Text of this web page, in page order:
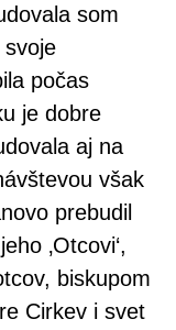
som
počas
je dobre
aj na
však
prebudil
‚Otcovi‘,
biskupom
Cirkev i svet